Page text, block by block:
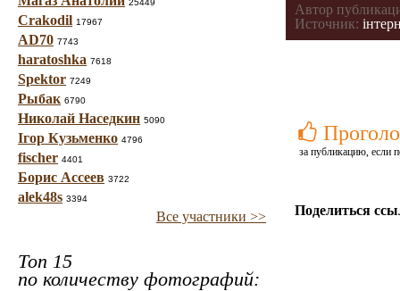
25449
Crakodil 17967
AD70 7743
haratoshka 7618
Spektor 7249
Рыбак 6790
Николай Наседкин 5090
Ігор Кузьменко 4796
fischer 4401
Борис Ассеев 3722
alek48s 3394
Все участники >>
Топ 15
по количеству фотографий:
Автор
Источник:
за публикацию, если
Поделиться